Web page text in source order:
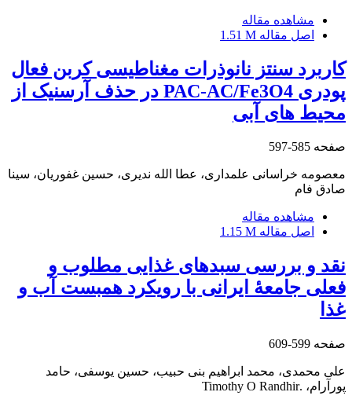
مشاهده مقاله
اصل مقاله 1.51 M
کاربرد سنتز نانوذرات مغناطیسی کربن فعال
پودری PAC-AC/Fe3O4 در حذف آرسنیک از
محیط های آبی
صفحه 585-597
معصومه خراسانی علمداری، عطا الله ندیری، حسین غفوریان، سینا
صادق فام
مشاهده مقاله
اصل مقاله 1.15 M
نقد و بررسی سبدهای غذایی مطلوب و
فعلی جامعۀ ایرانی با رویکرد همبست آب و
غذا
صفحه 599-609
علی محمدی، محمد ابراهیم بنی حبیب، حسین یوسفی، حامد
پورآرام، .Timothy O Randhir